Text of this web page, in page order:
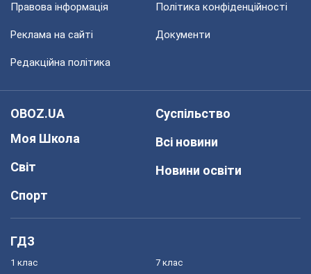
Правова інформація Політика конфіденційності
Реклама на сайті Документи
Редакційна політика
OBOZ.UA
Моя Школа
Світ
Спорт
Суспільство
Всі новини
Новини освіти
ГДЗ
1 клас 7 клас